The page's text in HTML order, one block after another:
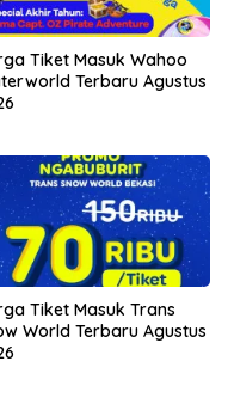
Tiket Masuk Wahoo
Terbaru Agustus
Tiket Masuk Trans
World Terbaru Agustus